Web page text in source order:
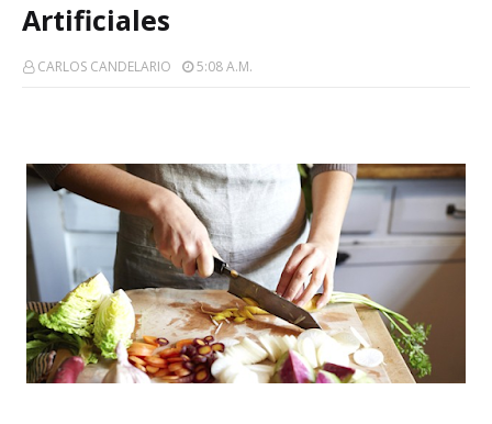
Artificiales
CARLOS CANDELARIO 5:08 A.m.